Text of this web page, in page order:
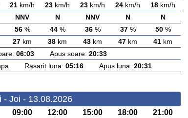
21 km/h 23 km/h 23 km/h 24 km/h 18 km/h
NNV N NNV N N
56% 44% 36% 37% 50%
27 km 38 km 43 km 47 km 41 km
06:03 Apus soare: 20:33
Rasarit luna: 05:16 Apus luna: 20:31
- Joi - 13.08.2026
09:00 12:00 15:00 18:00 21:00